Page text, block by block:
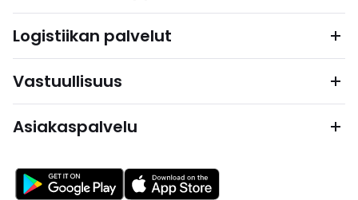
Logistiikan palvelut
Vastuullisuus
Asiakaspalvelu